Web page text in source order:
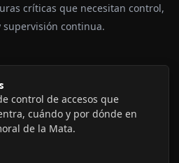
críticas que necesitan control,
supervisión continua.
control de accesos que
cuándo y por dónde en
de la Mata.